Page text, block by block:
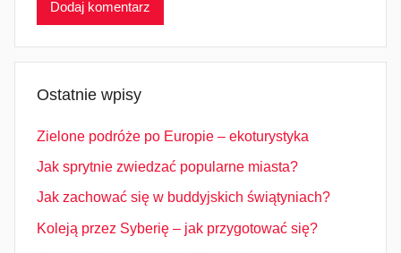
Ostatnie wpisy
Zielone podróże po Europie – ekoturystyka
Jak sprytnie zwiedzać popularne miasta?
Jak zachować się w buddyjskich świątyniach?
Koleją przez Syberię – jak przygotować się?